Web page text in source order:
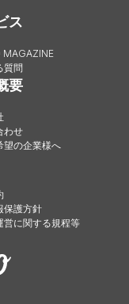
ス
MAGAZINE
質問
要
わせ
望の企業様へ
保護方針
営に関する規程等